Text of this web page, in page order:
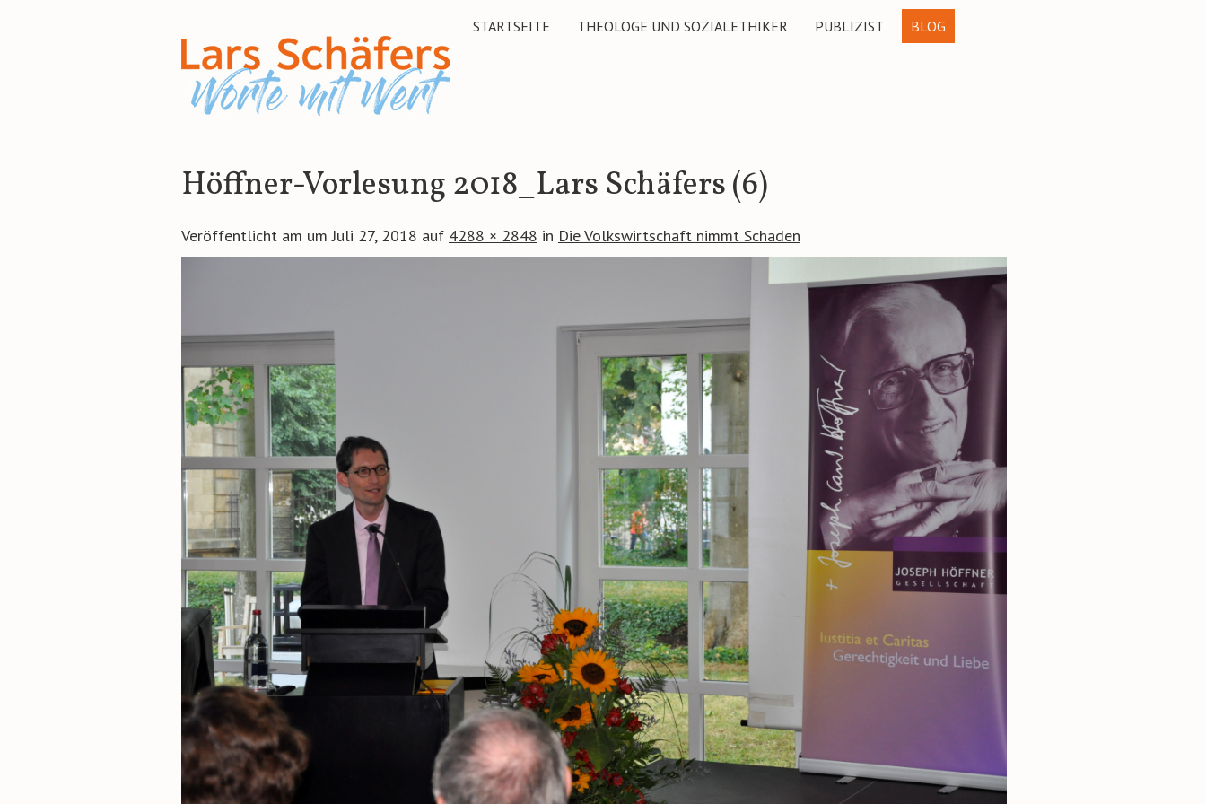
STARTSEITE THEOLOGE UND SOZIALETHIKER PUBLIZIST BLOG
Höffner-Vorlesung 2018_Lars Schäfers (6)
Veröffentlicht am umJuli 27, 2018 auf 4288 × 2848 in Die Volkswirtschaft nimmt Schaden